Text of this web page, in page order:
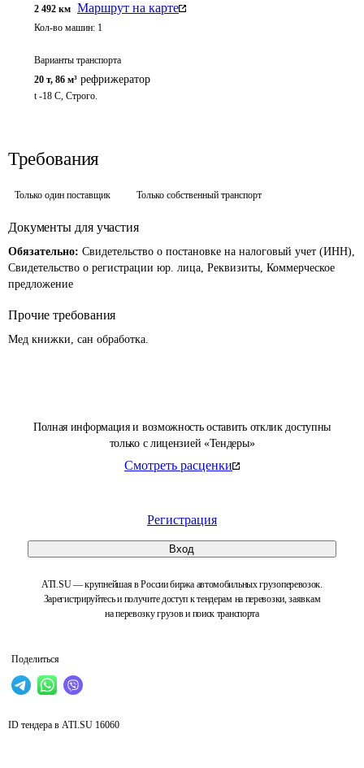
Полная информация и возможность оставить отклик доступны
только с лицензией «Тендеры»
Смотреть расценки
Регистрация
Вход
ATI.SU — крупнейшая в России биржа автомобильных грузоперевозок.
Зарегистрируйтесь и получите доступ к тендерам на перевозки, заявкам
на перевозку грузов и поиск транспорта
Поделиться
2 492 км Маршрут на карте
Кол-во машин: 1
Варианты транспорта
20 т, 86 м³ рефрижератор
t -18 С, Строго.
Требования
Только один поставщик Только собственный транспорт
Документы для участия
Обязательно: Свидетельство о постановке на налоговый учет (ИНН),
Свидетельство о регистрации юр. лица, Реквизиты, Коммерческое
предложение
Прочие требования
Мед книжки, сан обработка.
ID тендера в ATI.SU 16060